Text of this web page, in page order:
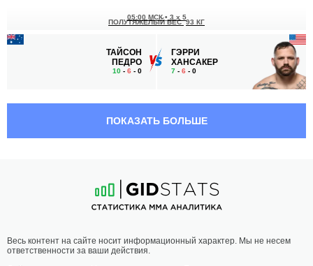
ТАЙСОН
ПЕДРО
10 - 6 - 0
05:00 МСК• 3 x 5
ПОЛУТЯЖЕЛЫЙ ВЕС 93 КГ
ГЭРРИ
ХАНСАКЕР
7 - 6 - 0
САНТОС
18-6- 1
04:00 МСК•
ЛЕГКИЙ ВЕС 70.3 КГ
ГОРДОН
ПОКАЗАТЬ БОЛЬШЕ
Весь контент на сайте носит информационный характер. Мы не несем
ответственности за ваши действия.